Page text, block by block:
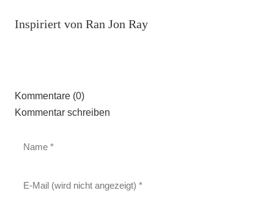
Inspiriert von Ran Jon Ray
Kommentare (0)
Kommentar schreiben